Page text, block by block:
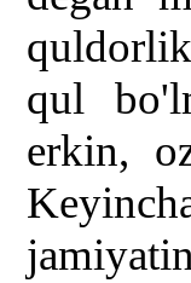
qul
erkin,